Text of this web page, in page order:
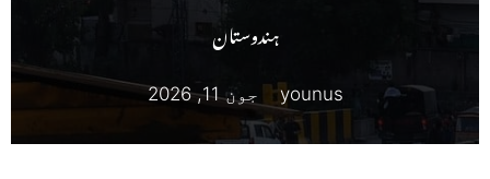
ہندوستان
younus جون 11, 2026